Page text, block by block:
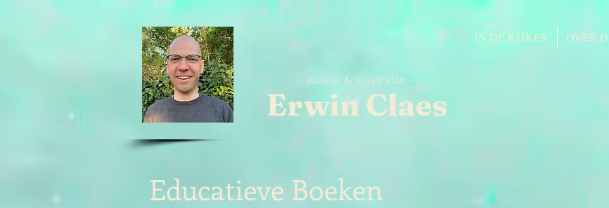
IN DE KIJKER OVER
- auteur & illustrator -
Erwin Claes
Educatieve Boeken